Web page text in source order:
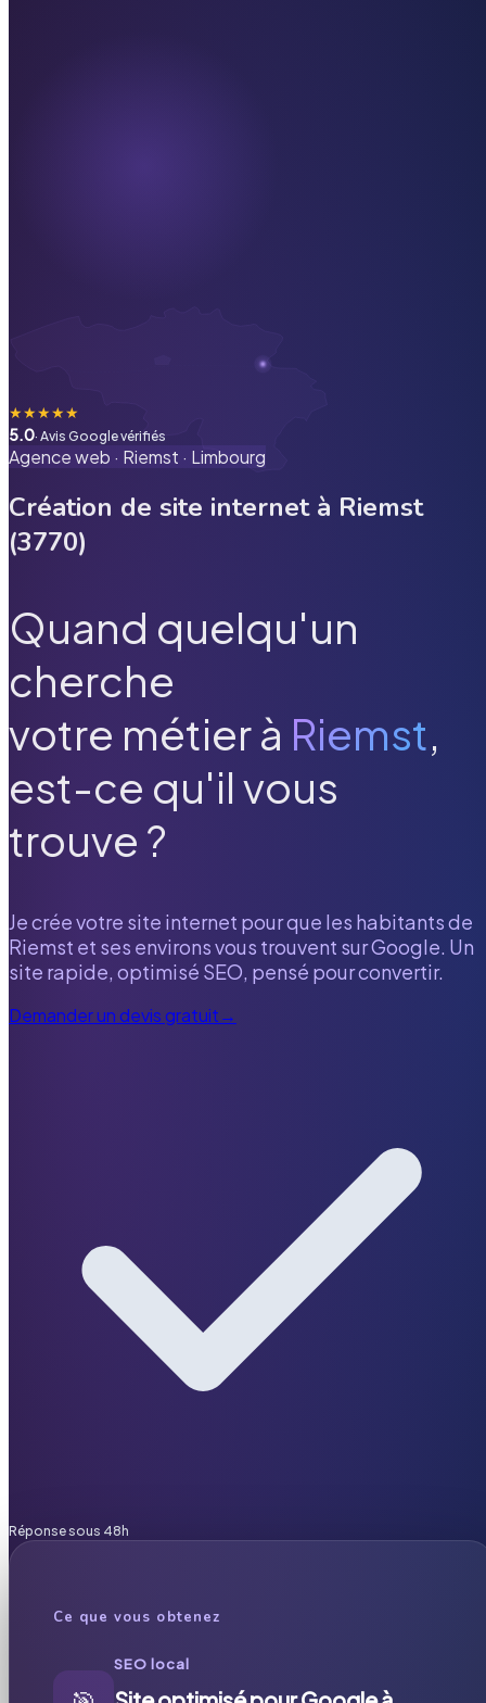
★★★★★
5.0· Avis Google vérifiés
Agence web · Riemst · Limbourg
Création de site internet à Riemst
(3770)
Quand quelqu'un
cherche
votre métier à Riemst,
est-ce qu'il vous
trouve ?
Je crée votre site internet pour que les habitants de
Riemst et ses environs vous trouvent sur Google. Un
site rapide, optimisé SEO, pensé pour convertir.
Demander un devis gratuit→
Réponse sous 48h
Ce que vous obtenez
SEO local